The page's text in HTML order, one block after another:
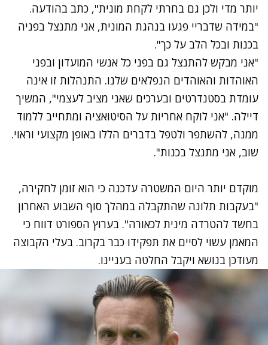
יותר מדי ולכן גם בחרתי לקחת מונית", כתב בהודעה.
"במידה שדבריי פגעו בנהגת המונית, אני מתנצל בפניה
בכנות ובכל הלב על כך".
"אני מבקש להתנצל גם בפני כל אנשי המועדון ובפני
האוהדות והאוהדים הנפלאים שלנו. התנהלות זו אינה
עומדת בסטנדרטים ובערכים שאני מציב לעצמי", המשיך
דיילה. "אני לוקח אחריות על הסיטואציה ומתחייב ללמוד
ממנה, להשתפר ולטפל בדברים הללו באופן מקצועי וראוי.
שוב, אני מתנצל בכנות".
מוקדם יותר היום המשטרה עדכנה כי הוא זומן לחקירה,
"בעקבות תלונה שהתקבלה במהלך סוף השבוע האחרון
בחשד להטרדה מינית לכאורה". בערוץ הספורט דווח כי
המאמן עשוי לסיים את תפקידו כבר בקרוב. בעלי הקבוצה
מעודכן בנושא ויקבל החלטה בעניינו.